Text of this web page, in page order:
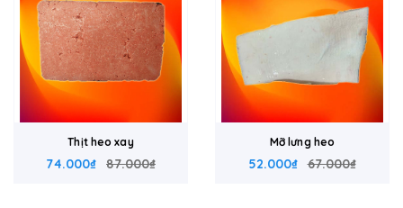
Thịt heo xay
74.000₫ 87.000₫
Mỡ lưng heo
52.000₫ 67.000₫